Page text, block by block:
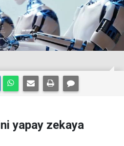
yapay zekaya